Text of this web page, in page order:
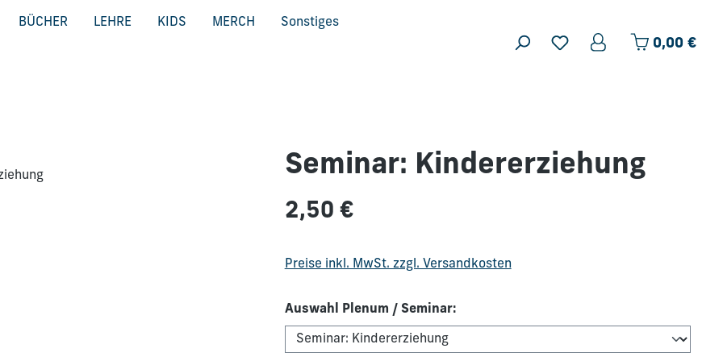
BÜCHER LEHRE KIDS MERCH Sonstiges
0,00 €
Seminar: Kindererziehung
Regulärer Preis:
2,50 €
Preise inkl. MwSt. zzgl. Versandkosten
Auswahl Plenum / Seminar: